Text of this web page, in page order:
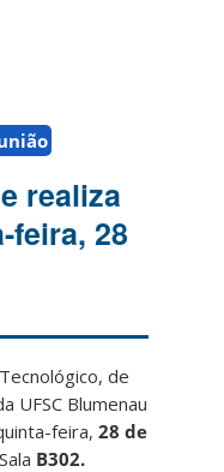
realiza
feira, 28
de
UFSC Blumenau
feira,28 de
B302.